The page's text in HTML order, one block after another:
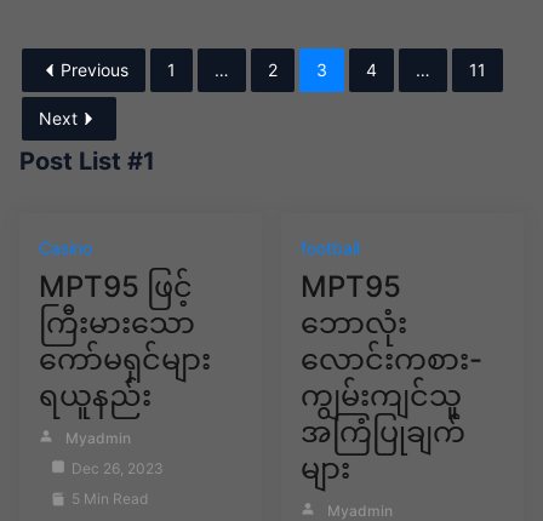
Previous 1 … 2 3 4 … 11
Next
Post List #1
Casino
MPT95 ဖြင့်
ကြီးမားသော
ကော်မရှင်များ
ရယူနည်း
Myadmin
Dec 26, 2023
5 Min Read
football
MPT95
ဘောလုံး
လောင်းကစား-
ကျွမ်းကျင်သူ
အကြံပြုချက်
များ
Myadmin